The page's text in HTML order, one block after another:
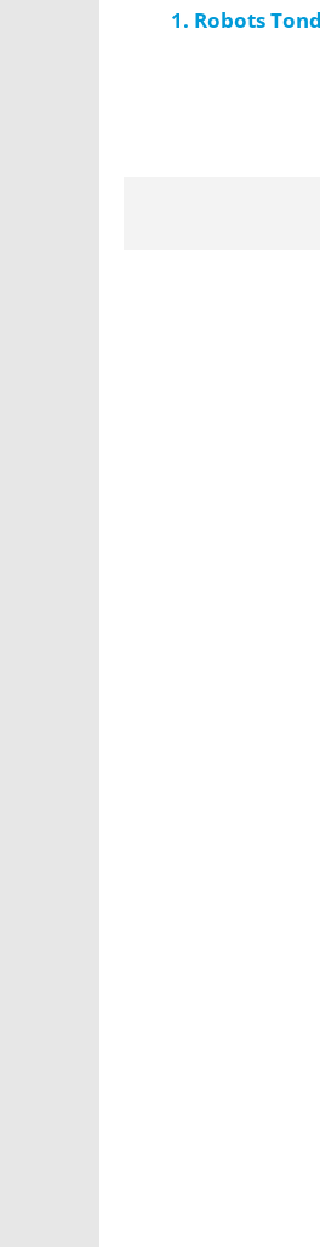
Robots